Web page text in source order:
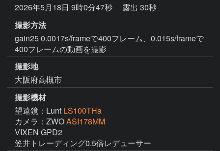
2026年5月18日 9時0分47秒
露出 30秒
撮影方法
gain25 0.0017s/frameで400フレーム、0.015s/frameで
400フレームの動画を撮影
撮影地
大阪府高槻市
撮影機材
望遠鏡：Lunt LS100THa
カメラ：ZWOASI178MM
VIXEN GPD2
笠井トレーディング0.5倍レデューサー